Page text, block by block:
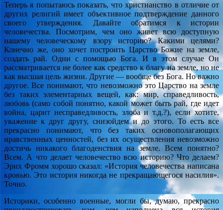
Теперь я попытаюсь показать, что христианство в отличие от
других религий имеет объективное подтверждение данного
своего утверждения. Давайте обратимся к истории
человечества. Посмотрим, чем оно живет всю доступную
нашему человеческому взору историю? Какими целями?
Конечно же, оно хочет построить Царство Божие на земле,
создать рай. Одни с помощью Бога. И в этом случае Он
рассматривается не более как средство к благу на земле, но не
как высшая цель жизни. Другие — вообще без Бога. Но важно
другое. Все понимают, что невозможно это Царство на земле
без таких элементарных вещей, как: мир, справедливость,
любовь (само собой понятно, какой может быть рай, где идет
война, царит несправедливость, злоба и т.д.?), если хотите,
уважение к друг другу, снизойдем и до этого. То есть все
прекрасно понимают, что без таких основополагающих
нравственных ценностей, без их осуществления невозможно
достичь никакого благоденствия на земле. Всем понятно?
Всем. А что делает человечество всю историю? Что делаем?
Эрих Фромм хорошо сказал: «История человечества написана
кровью. Это история никогда не прекращающегося насилия».
Точно.
Историки, особенно военные, могли бы, думаю, прекрасно